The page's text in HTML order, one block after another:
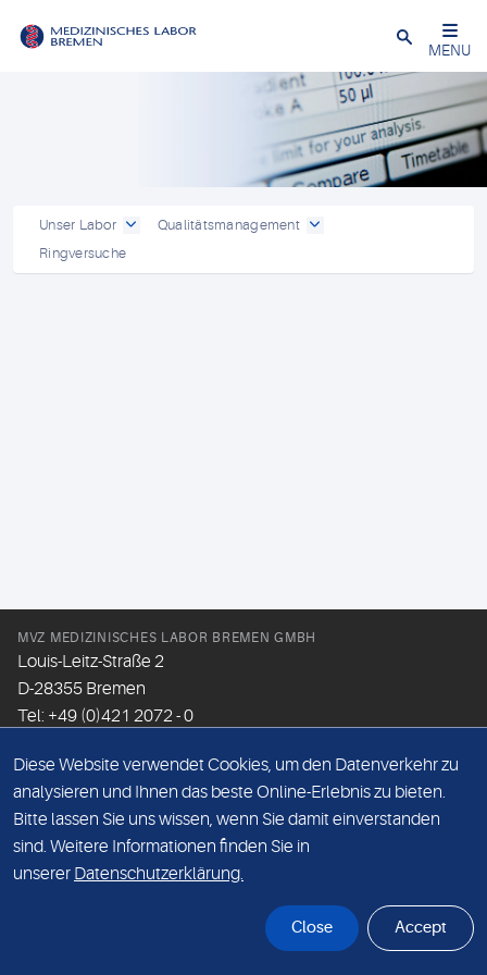
Schließen
MENU
Unser Labor
Qualitätsmanagement
Ringversuche
MVZ MEDIZINISCHES LABOR BREMEN GMBH
Louis-Leitz-Straße 2
D-28355 Bremen
Tel: +49 (0)421 2072 - 0
Email:info@mlhb.de
DATENSCHUTZ
IMPRESSUM
Diese Website verwendet Cookies, um den Datenverkehr zu
analysieren und Ihnen das beste Online-Erlebnis zu bieten.
Bitte lassen Sie uns wissen, wenn Sie damit einverstanden
sind. Weitere Informationen finden Sie in
unserer Datenschutzerklärung.
Close Accept